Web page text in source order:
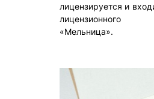
лицензируется и
лицензионного
«Мельница».